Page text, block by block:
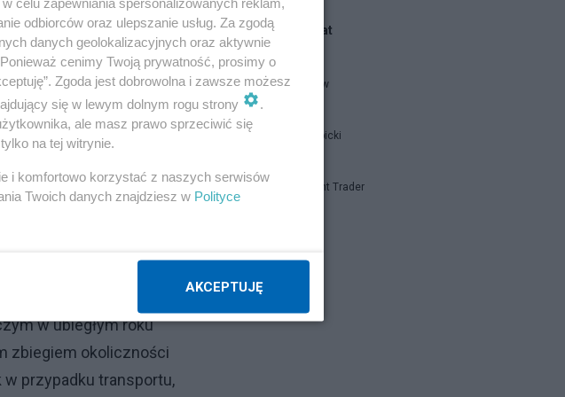
stawek. Rzecz
serca Ukrainie, a o
nasi politycy są,
intensywnie lobbuje
od wyrobów
z paskudnym
papierosów w
wyroby. A polscy
w ubiegłym roku
zbiegiem okoliczności
przypadku transportu,
Blogi na ten temat
threeme-ww
Jan Filip Libicki
Independent Trader
odbiorców oraz ulepszanie usług. Za zgodą
danych geolokalizacyjnych oraz aktywnie
cenimy Twoją prywatność, prosimy o
Zgoda jest dobrowolna i zawsze możesz
się w lewym dolnym rogu strony
.
ale masz prawo sprzeciwić się
na tej witrynie.
i komfortowo korzystać z naszych serwisów
Twoich danych znajdziesz w Polityce
AKCEPTUJĘ